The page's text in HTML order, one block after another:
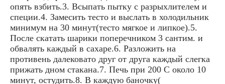
опять взбить.3. Всыпать пытку с разрыхлителем и
специи.4. Замесить тесто и выслать в холодильник
минимум на 30 минут(тесто мягкое и липкое).5.
После скатать шарики поперечником 3 сантим. и
обвалять каждый в сахаре.6. Разложить на
противень далековато друг от друга каждый слегка
прижать дном стакана.7. Печь при 200 С около 10
минут, остудить.8. В каждую баночку(